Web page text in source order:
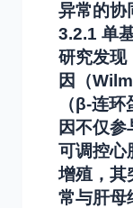
异常的协
3.2.1 单
研究发现
因（
（β-连
因不仅
可调控心
增殖，其
常与肝母